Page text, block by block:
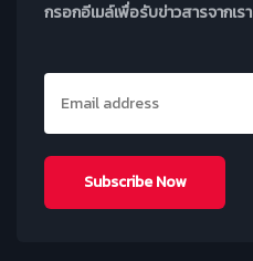
กรอกอีเมล์เพื่อรับข่าวสารจากเรา